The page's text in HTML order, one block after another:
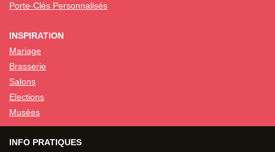
Porte-Clés Personnalisés
INSPIRATION
Mariage
Brasserie
Salons
Elections
Musées
INFO PRATIQUES